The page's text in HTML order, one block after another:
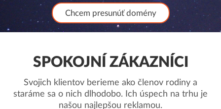
Chcem presunúť domény
SPOKOJNÍ ZÁKAZNÍCI
Svojich klientov berieme ako členov rodiny a
staráme sa o nich dlhodobo. Ich úspech na trhu je
našou najlepšou reklamou.